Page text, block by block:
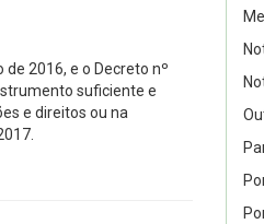
2016, e o Decreto nº
suficiente e
e direitos ou na